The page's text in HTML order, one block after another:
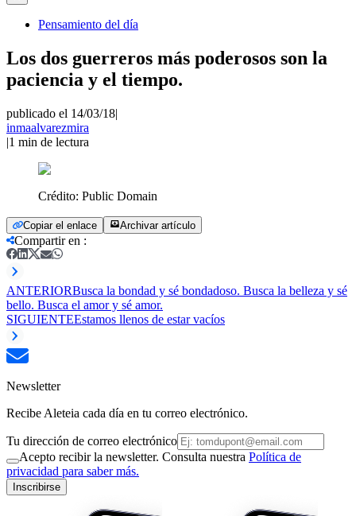
Pensamiento del día
Los dos guerreros más poderosos son la
paciencia y el tiempo.
publicado el 14/03/18|
inmaalvarezmira
|1 min de lectura
Crédito: Public Domain
Copiar el enlace Archivar artículo
Compartir en :
ANTERIORBusca la bondad y sé bondadoso. Busca la belleza y sé
bello. Busca el amor y sé amor.
SIGUIENTEEstamos llenos de estar vacíos
Newsletter
Recibe Aleteia cada día en tu correo electrónico.
Tu dirección de correo electrónico
Acepto recibir la newsletter. Consulta nuestra Política de
privacidad para saber más.
Inscribirse